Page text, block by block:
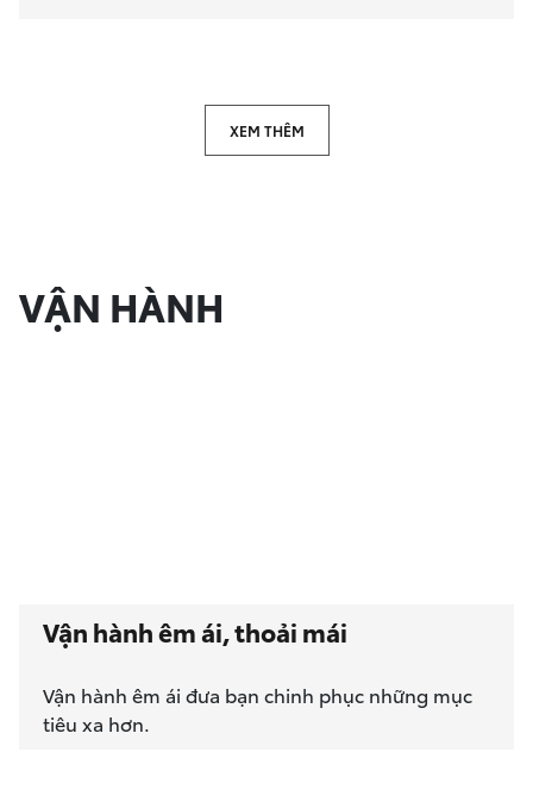
XEM THÊM
VẬN HÀNH
Vận hành êm ái, thoải mái
Vận hành êm ái đưa bạn chinh phục những mục
tiêu xa hơn.